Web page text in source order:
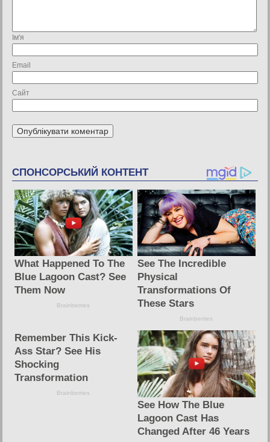
Ім'я
Email
Сайт